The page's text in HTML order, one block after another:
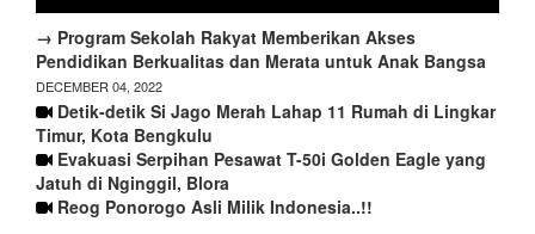
→ Program Sekolah Rakyat Memberikan Akses
Pendidikan Berkualitas dan Merata untuk Anak Bangsa
DECEMBER 04, 2022
Detik-detik Si Jago Merah Lahap 11 Rumah di Lingkar
Timur, Kota Bengkulu
Evakuasi Serpihan Pesawat T-50i Golden Eagle yang
Jatuh di Nginggil, Blora
Reog Ponorogo Asli Milik Indonesia..!!